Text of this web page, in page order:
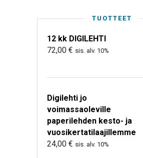
TUOTTEET
12 kk DIGILEHTI
72,00 € sis. alv. 10%
Digilehti jo
voimassaoleville
paperilehden kesto- ja
vuosikertatilaajillemme
24,00 € sis. alv. 10%